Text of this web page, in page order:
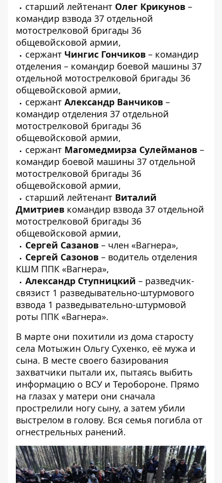
старший лейтенант Олег Крикунов –
командир взвода 37 отдельной
мотострелковой бригады 36
общевойсковой армии,
сержант Чингис Гончиков – командир
отделения – командир боевой машины 37
отдельной мотострелковой бригады 36
общевойсковой армии,
сержант Александр Ванчиков –
командир отделения 37 отдельной
мотострелковой бригады 36
общевойсковой армии,
сержант Магомедмирза Сулейманов –
командир боевой машины 37 отдельной
мотострелковой бригады 36
общевойсковой армии,
старший лейтенант Виталий
Дмитриев командир взвода 37 отдельной
мотострелковой бригады 36
общевойсковой армии,
Сергей Сазанов – член «Вагнера»,
Сергей Сазонов – водитель отделения
КШМ ППК «Вагнера»,
Александр Ступницкий – разведчик-
связист 1 разведывательно-штурмового
взвода 1 разведывательно-штурмовой
роты ППК «Вагнера».
В марте они похитили из дома старосту
села Мотыжин Ольгу Сухенко, её мужа и
сына. В месте своего базирования
захватчики пытали их, пытаясь выбить
информацию о ВСУ и Теробороне. Прямо
на глазах у матери они сначала
прострелили ногу сыну, а затем убили
выстрелом в голову. Вся семья погибла от
огнестрельных ранений.